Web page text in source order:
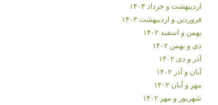
اردیبهشت و خرداد ۱۴۰۳
فروردین و اردیبهشت ۱۴۰۳
بهمن و اسفند ۱۴۰۲
دی و بهمن ۱۴۰۲
آذر و دی ۱۴۰۲
آبان و آذر ۱۴۰۲
مهر و آبان ۱۴۰۲
شهریور و مهر ۱۴۰۲